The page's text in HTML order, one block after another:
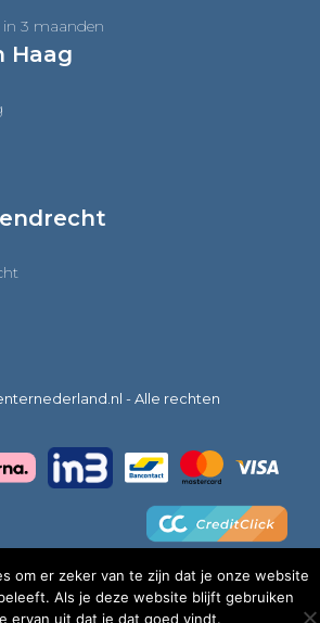
in 3 maanden
Haag
- Alle rechten
om er zeker van te zijn dat je onze website
Als je deze website blijft gebruiken
ervan uit dat je dat goed vindt.